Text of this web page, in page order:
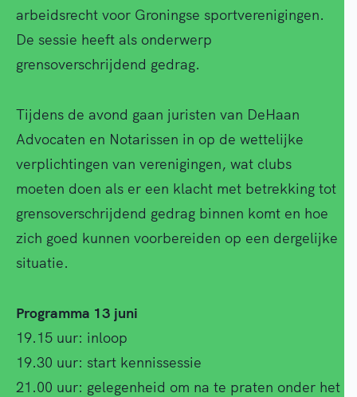
arbeidsrecht voor Groningse sportverenigingen.
De sessie heeft als onderwerp
grensoverschrijdend gedrag.
Tijdens de avond gaan juristen van DeHaan
Advocaten en Notarissen in op de wettelijke
verplichtingen van verenigingen, wat clubs
moeten doen als er een klacht met betrekking tot
grensoverschrijdend gedrag binnen komt en hoe
zich goed kunnen voorbereiden op een dergelijke
situatie.
Programma 13 juni
19.15 uur: inloop
19.30 uur: start kennissessie
21.00 uur: gelegenheid om na te praten onder het